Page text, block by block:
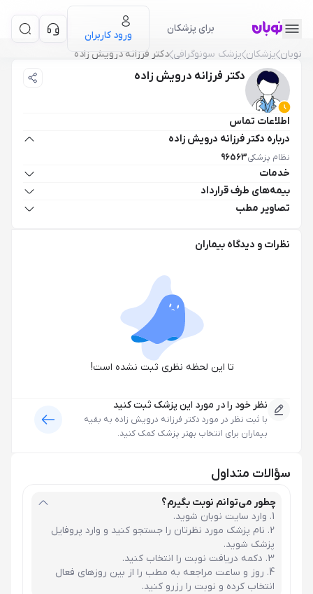
برای پزشکان
ورود کاربران
نوبان پزشکان پزشک سونوگرافی دکتر فرزانه درویش زاده
دکتر فرزانه درویش زاده
اطلاعات تماس
درباره دکتر فرزانه درویش زاده
نظام پزشکی96563
خدمات
بیمه‌های طرف قرارداد
تصاویر مطب
نظرات و دیدگاه بیماران
تا این لحظه نظری ثبت نشده است!
نظر خود را در مورد این پزشک ثبت کنید
با ثبت نظر در مورد دکتر فرزانه درویش زاده به بقیه
بیماران برای انتخاب بهتر پزشک کمک کنید.
سؤالات متداول
چطور می‌توانم نوبت بگیرم؟
وارد سایت نوبان شوید.
نام پزشک مورد نظرتان را جستجو کنید و وارد پروفایل
پزشک شوید.
دکمه دریافت نوبت را انتخاب کنید.
روز و ساعت مراجعه به مطب را از بین روزهای فعال
انتخاب کرده و نوبت را رزرو کنید.